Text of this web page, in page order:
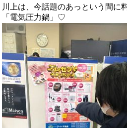
川上は、今話題のあっという間に
「電気圧力鍋」♡